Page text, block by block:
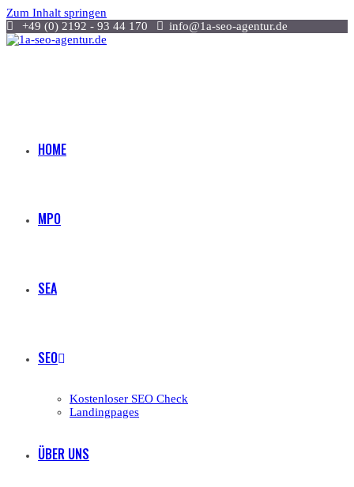
Zum Inhalt springen
+49 (0) 2192 - 93 44 170
info@1a-seo-agentur.de
HOME
MPO
SEA
SEO
Kostenloser SEO Check
Landingpages
ÜBER UNS